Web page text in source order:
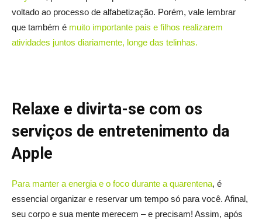
voltado ao processo de alfabetização. Porém, vale lembrar
que também é muito importante pais e filhos realizarem
atividades juntos diariamente, longe das telinhas.
Relaxe e divirta-se com os
serviços de entretenimento da
Apple
Para manter a energia e o foco durante a quarentena, é
essencial organizar e reservar um tempo só para você. Afinal,
seu corpo e sua mente merecem – e precisam! Assim, após